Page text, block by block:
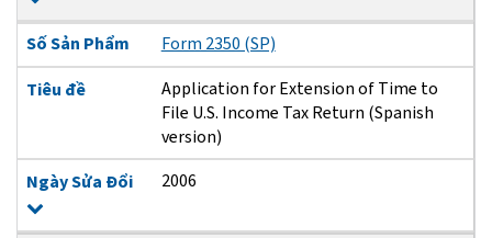
Số Sản Phẩm
Form 2350 (SP)
Tiêu đề
Application for Extension of Time to
File U.S. Income Tax Return (Spanish
version)
Ngày Sửa Đổi
2006